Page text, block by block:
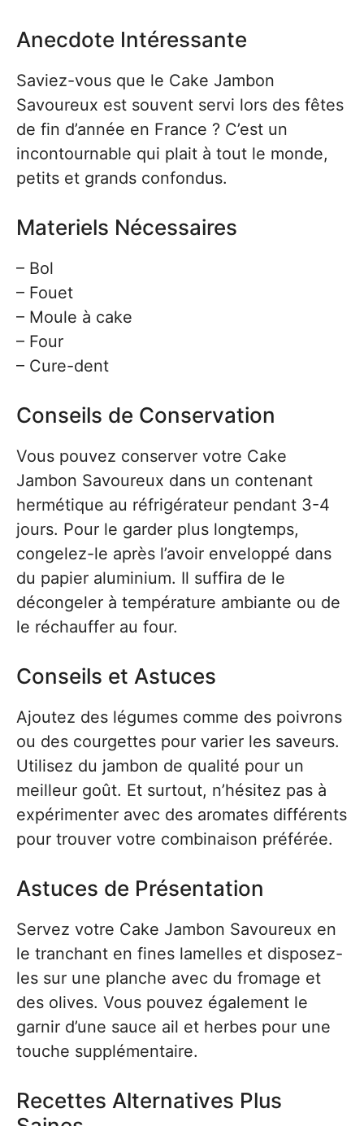
Anecdote Intéressante
Saviez-vous que le Cake Jambon
Savoureux est souvent servi lors des fêtes
de fin d’année en France ? C’est un
incontournable qui plait à tout le monde,
petits et grands confondus.
Materiels Nécessaires
– Bol
– Fouet
– Moule à cake
– Four
– Cure-dent
Conseils de Conservation
Vous pouvez conserver votre Cake
Jambon Savoureux dans un contenant
hermétique au réfrigérateur pendant 3-4
jours. Pour le garder plus longtemps,
congelez-le après l’avoir enveloppé dans
du papier aluminium. Il suffira de le
décongeler à température ambiante ou de
le réchauffer au four.
Conseils et Astuces
Ajoutez des légumes comme des poivrons
ou des courgettes pour varier les saveurs.
Utilisez du jambon de qualité pour un
meilleur goût. Et surtout, n’hésitez pas à
expérimenter avec des aromates différents
pour trouver votre combinaison préférée.
Astuces de Présentation
Servez votre Cake Jambon Savoureux en
le tranchant en fines lamelles et disposez-
les sur une planche avec du fromage et
des olives. Vous pouvez également le
garnir d’une sauce ail et herbes pour une
touche supplémentaire.
Recettes Alternatives Plus